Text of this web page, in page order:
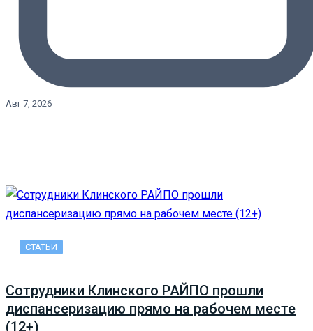
Авг 7, 2026
СТАТЬИ
Сотрудники Клинского РАЙПО прошли
диспансеризацию прямо на рабочем месте
(12+)